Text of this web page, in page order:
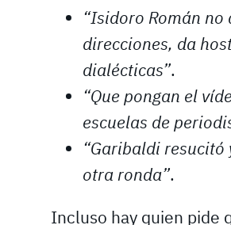
“Isidoro Román no
direcciones, da
dialécticas”.
“Que pongan el
escuelas de
“Garibaldi resucitó
otra ronda”.
Incluso hay quien pide